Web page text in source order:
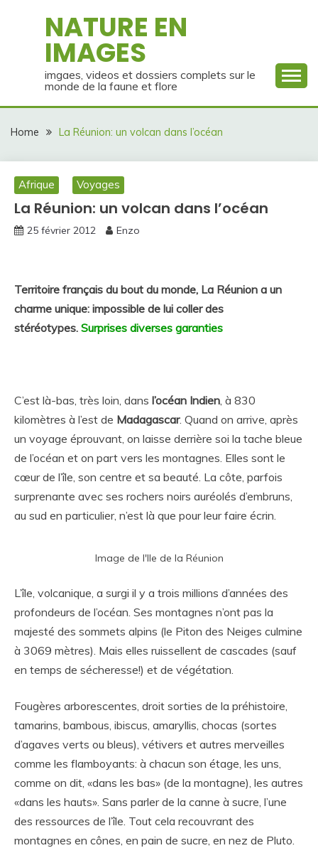
NATURE EN
IMAGES
imgaes, videos et dossiers complets sur le
monde de la faune et flore
Home La Réunion: un volcan dans l’océan
Afrique Voyages
La Réunion: un volcan dans l’océan
25 février 2012 Enzo
Territoire français du bout du monde, La Réunion a un
charme unique: impossible de lui coller des
stéréotypes. Surprises diverses garanties
C’est là-bas, très loin, dans l’océan Indien , à 830
kilomètres à l’est de Madagascar. Quand on arrive, après
un voyage éprouvant, on laisse derrière soi la tache bleue
de l’océan et on part vers les montagnes. Elles sont le
cœur de l’île, son centre et sa beauté. La côte, parfois
surprenante avec ses rochers noirs auréolés d’embruns,
au sud en particulier, n’est là que pour leur faire écrin.
Image de l'Ile de la Réunion
L’île, volcanique, a surgi il y a trois millions d’années des
profondeurs de l’océan. Ses montagnes n’ont pas la
majesté des sommets alpins (le Piton des Neiges culmine
à 3069 mètres). Mais elles ruissellent de cascades (sauf
en temps de sécheresse!) et de végétation.
Fougères arborescentes, droit sorties de la préhistoire,
tamarins, bambous, ibiscus, amaryllis, chocas (sortes
d’agaves verts ou bleus), vétivers et autres merveilles
comme les flamboyants: à chacun son étage, les uns,
comme on dit, «dans les bas» (de la montagne), les autres
«dans les hauts». Sans parler de la canne à sucre, l’une
des ressources de l’île. Tout cela recouvrant des
montagnes en cônes, en pain de sucre, en nez de Pluto.